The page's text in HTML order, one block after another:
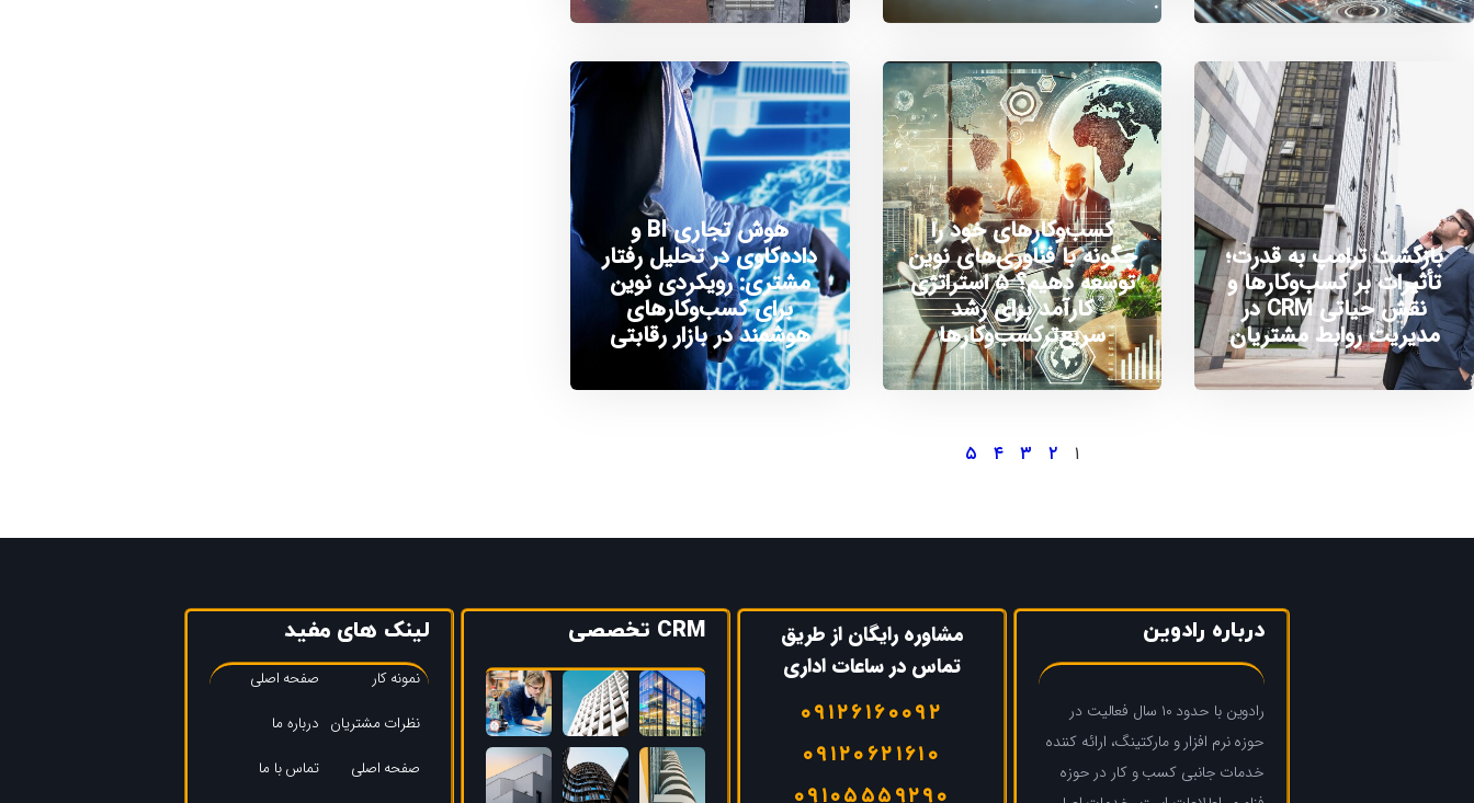
بازگشت ترامپ به قدرت؛
تأثیرات بر کسب‌وکارها و
نقش حیاتی CRM در
مدیریت روابط مشتریان
کسب‌وکارهای خود را
چگونه با فناوری‌های نوین
توسعه دهیم؟ ۵ استراتژی
کارآمد برای رشد
سریع‌ترکسب‌وکارها
هوش تجاری BI و
داده‌کاوی در تحلیل رفتار
مشتری: رویکردی نوین
برای کسب‌وکارهای
هوشمند در بازار رقابتی
۱ ۲ ۳ ۴ ۵
درباره رادوین
رادوین با حدود ۱۰ سال فعالیت در
حوزه نرم افزار و مارکتینگ، ارائه کننده
خدمات جانبی کسب و کار در حوزه
مشاوره رایگان از طریق
تماس در ساعات اداری
۰۹۱۲۶۱۶۰۰۹۲
۰۹۱۲۰۶۲۱۶۱۰
۰۹۱۰۵۵۵۹۲۹۰
CRM تخصصی لینک های مفید
نمونه کار
نظرات مشتریان
صفحه اصلی
صفحه اصلی
درباره ما
تماس با ما